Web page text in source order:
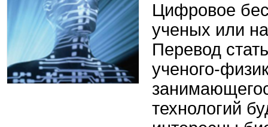
Цифровое
ученых или
Перевод
ученого-
технологий